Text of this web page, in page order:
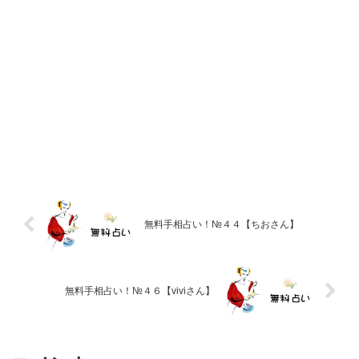
無料手相占い！№４４【ちおさん】
無料手相占い！№４６【viviさん】